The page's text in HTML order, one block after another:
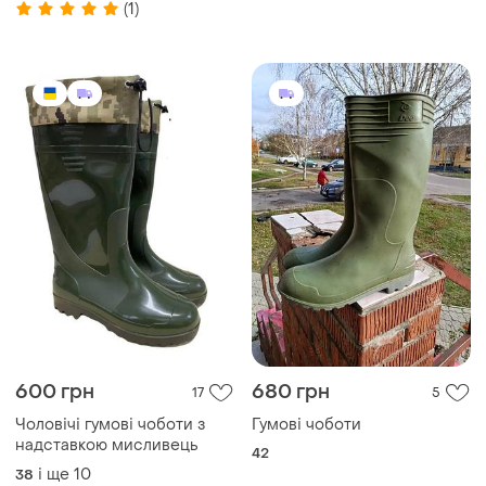
хутрі
(1)
600 грн 17
Чоловічі гумові чоботи з
надставкою мисливець
38 і ще 10
680 грн 5
Гумові чоботи
42